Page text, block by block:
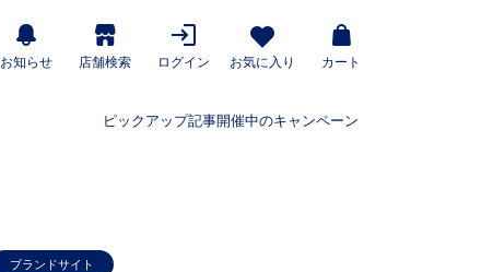
お知らせ 店舗検索 ログイン お気に入り カート
ピックアップ記事開催中のキャンペーン
ブランドサイト